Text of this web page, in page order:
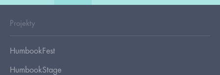
Projekty
HumbookFest
HumbookStage